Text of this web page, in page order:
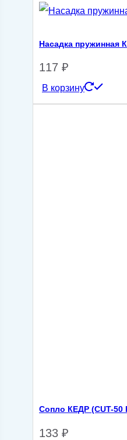
Насадка пружинная
117 ₽
В корзину
Сопло КЕДР (CUT-50
133 ₽